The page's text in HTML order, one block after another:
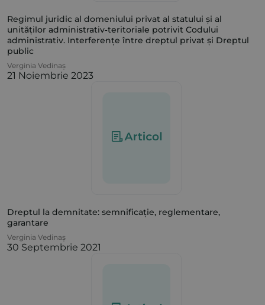
Regimul juridic al domeniului privat al statului și al
unităților administrativ‑teritoriale potrivit Codului
administrativ. Interferențe între dreptul privat și Dreptul
public
Verginia Vedinaș
21 Noiembrie 2023
Dreptul la demnitate: semnificație, reglementare,
garantare
Verginia Vedinaș
30 Septembrie 2021